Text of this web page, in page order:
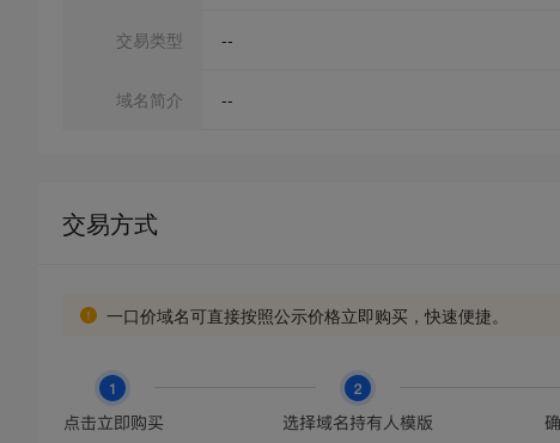
交易类型 --
域名简介 --
交易方式
一口价域名可直接按照公示价格立即购买，快速便捷。